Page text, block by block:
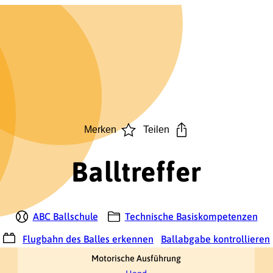
Merken Teilen
Balltreffer
ABC Ballschule Technische Basiskompetenzen
Flugbahn des Balles erkennen Ballabgabe kontrollieren
Motorische Ausführung